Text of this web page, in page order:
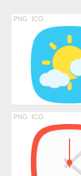
PNG ICO
PNG ICO